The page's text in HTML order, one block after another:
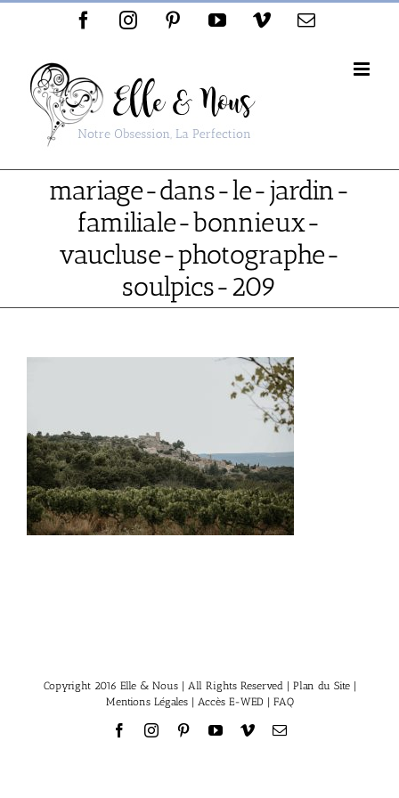
FacebookInstagramPinterestYouTubeVimeoEmail
mariage-dans-le-jardin-
familiale-bonnieux-
vaucluse-photographe-
soulpics-209
Copyright 2016 Elle & Nous | All Rights Reserved | Plan du Site|
Mentions Légales| Accès E-WED FAQ
FacebookInstagramPinterestYouTube
VimeoEmail